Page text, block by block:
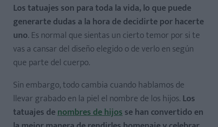
Los tatuajes son para toda la vida, lo quepuede
generarte dudas a la hora de decidirte por hacerte
uno. Es normal que sientas un cierto temor por si te
vas a cansar del diseño elegido o de verlo en según
que parte del cuerpo.
Sin embargo, todo cambia cuando hablamos de
llevar grabado en la piel el nombre de los hijos. Los
tatuajes denombres de hijosse han convertido en